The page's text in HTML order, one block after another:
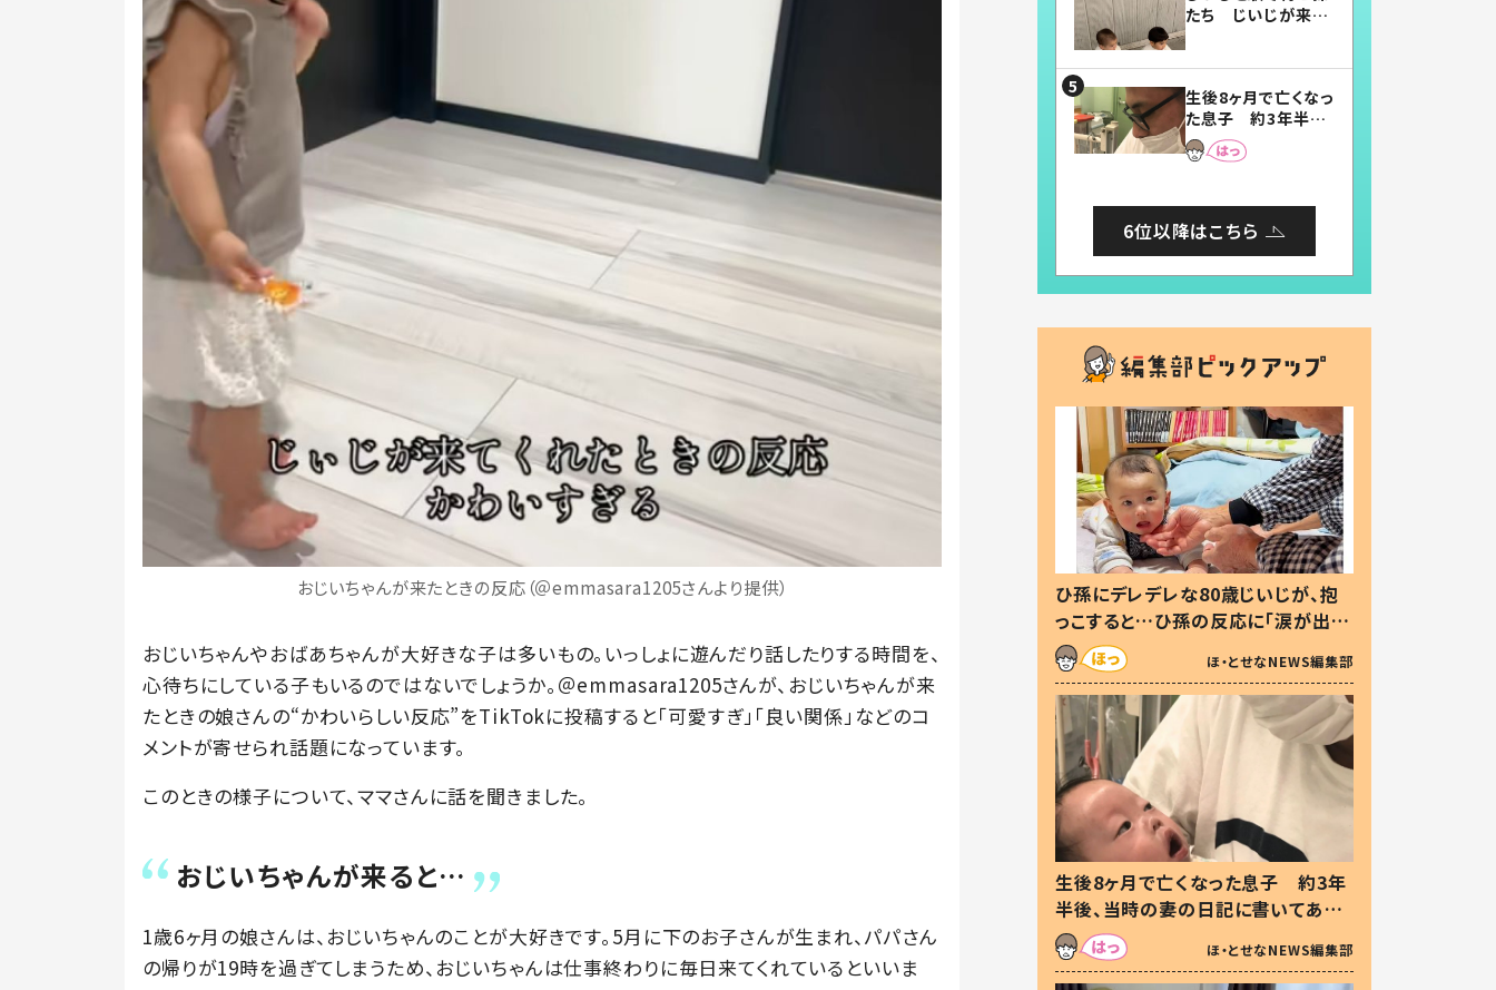
おじいちゃんが来たときの反応（＠emmasara1205さんより提供）
おじいちゃんやおばあちゃんが大好きな子は多いもの。いっしょに遊んだり話したりする時間を、
心待ちにしている子もいるのではないでしょうか。＠emmasara1205さんが、おじいちゃんが来
たときの娘さんの“かわいらしい反応”をTikTokに投稿すると「可愛すぎ」「良い関係」などのコ
メントが寄せられ話題になっています。
このときの様子について、ママさんに話を聞きました。
おじいちゃんが来ると…
1歳6ヶ月の娘さんは、おじいちゃんのことが大好きです。5月に下のお子さんが生まれ、パパさん
の帰りが19時を過ぎてしまうため、おじいちゃんは仕事終わりに毎日来てくれているといいま
たち じいじが来た
まらない」「幸せにな
れる」
生後8ヶ月で亡くなっ
た息子 約3年半
後、当時の妻の日記
に書いてあった本音
6位以降はこちら
ひ孫にデレデレな80歳じいじが、抱
っこすると…ひ孫の反応に「涙が出ま
した」「可愛くて仕方ない」
ほ・とせなNEWS編集部
生後8ヶ月で亡くなった息子 約3年
半後、当時の妻の日記に書いてあっ
た本音とは
ほ・とせなNEWS編集部